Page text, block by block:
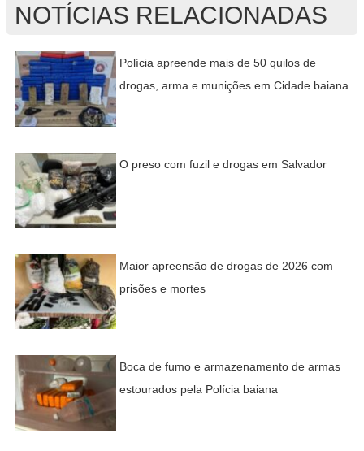
NOTÍCIAS RELACIONADAS
Polícia apreende mais de 50 quilos de
drogas, arma e munições em Cidade baiana
O preso com fuzil e drogas em Salvador
Maior apreensão de drogas de 2026 com
prisões e mortes
Boca de fumo e armazenamento de armas
estourados pela Polícia baiana